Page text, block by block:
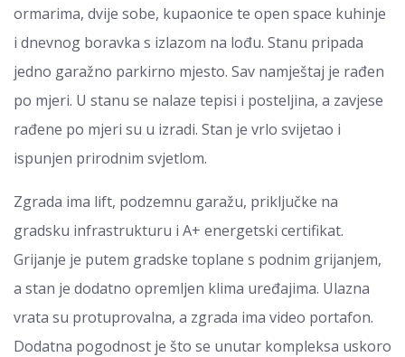
ormarima, dvije sobe, kupaonice te open space kuhinje
i dnevnog boravka s izlazom na lođu. Stanu pripada
jedno garažno parkirno mjesto. Sav namještaj je rađen
po mjeri. U stanu se nalaze tepisi i posteljina, a zavjese
rađene po mjeri su u izradi. Stan je vrlo svijetao i
ispunjen prirodnim svjetlom.
Zgrada ima lift, podzemnu garažu, priključke na
gradsku infrastrukturu i A+ energetski certifikat.
Grijanje je putem gradske toplane s podnim grijanjem,
a stan je dodatno opremljen klima uređajima. Ulazna
vrata su protuprovalna, a zgrada ima video portafon.
Dodatna pogodnost je što se unutar kompleksa uskoro